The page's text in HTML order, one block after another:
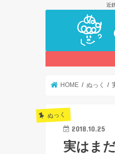
近
HOME ぬっく
ぬっく
2018.10.25
実はま